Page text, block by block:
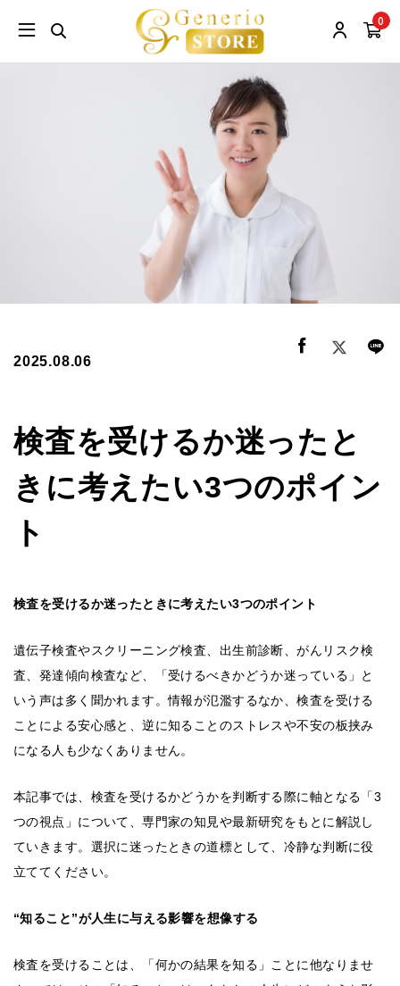
0
2025.08.06
検査を受けるか迷ったと
きに考えたい3つのポイン
ト
検査を受けるか迷ったときに考えたい3つのポイント
遺伝子検査やスクリーニング検査、出生前診断、がんリスク検
査、発達傾向検査など、「受けるべきかどうか迷っている」と
いう声は多く聞かれます。情報が氾濫するなか、検査を受ける
ことによる安心感と、逆に知ることのストレスや不安の板挟み
になる人も少なくありません。
本記事では、検査を受けるかどうかを判断する際に軸となる「3
つの視点」について、専門家の知見や最新研究をもとに解説し
ていきます。選択に迷ったときの道標として、冷静な判断に役
立ててください。
“知ること”が人生に与える影響を想像する
検査を受けることは、「何かの結果を知る」ことに他なりませ